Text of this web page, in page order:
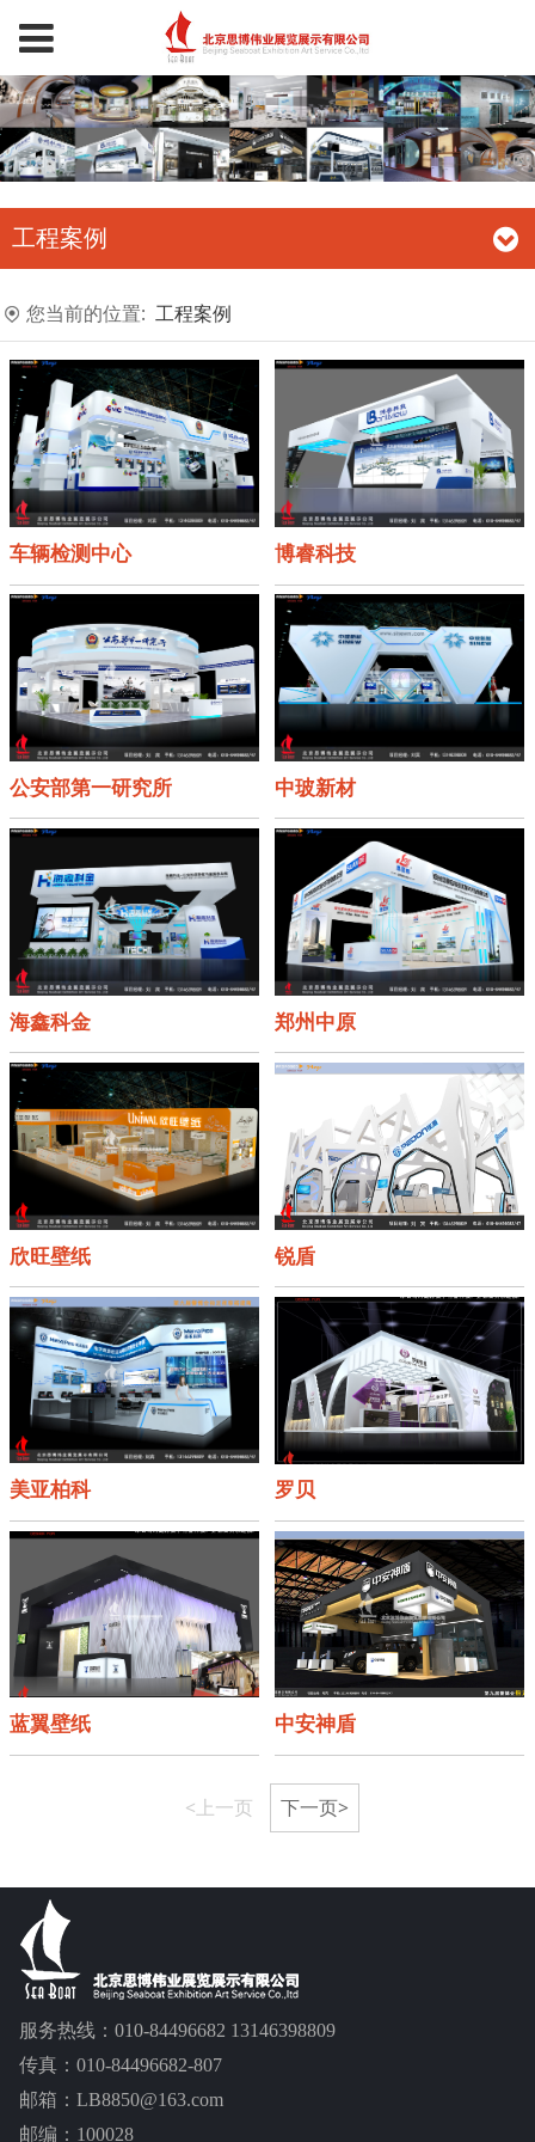
工程案例
您当前的位置: 工程案例
车辆检测中心 博睿科技
公安部第一研究所 中玻新材
海鑫科金 郑州中原
欣旺壁纸 锐盾
美亚柏科 罗贝
蓝翼壁纸 中安神盾
<上一页 下一页>
服务热线：010-84496682 13146398809
传真：010-84496682-807
邮箱：LB8850@163.com
邮编：100028